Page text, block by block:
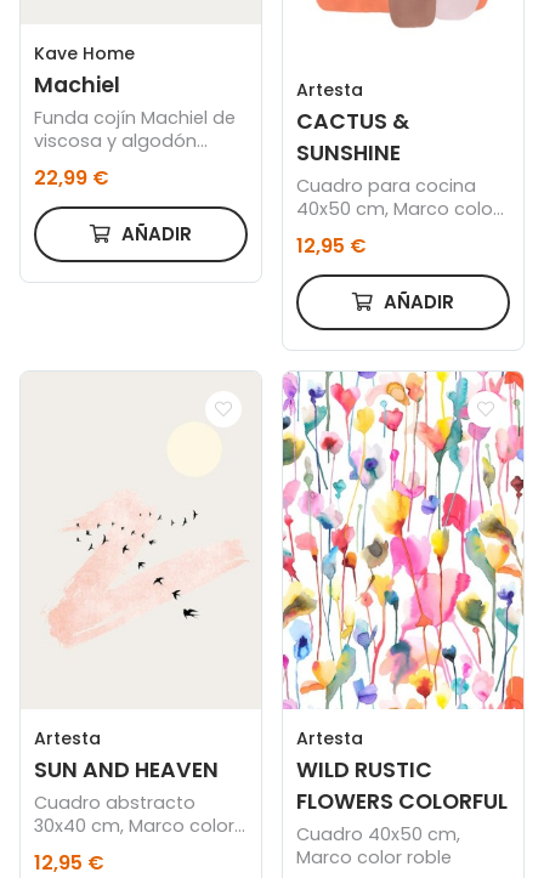
Kave Home
Machiel
Funda cojín Machiel de
viscosa y algodón
natural y blanco 50 x
50 cm
22,99 €
AÑADIR
Artesta
CACTUS &
SUNSHINE
Cuadro para cocina
40x50 cm, Marco color
roble
12,95 €
AÑADIR
Artesta
SUN AND HEAVEN
Cuadro abstracto
30x40 cm, Marco color
12,95 €
Artesta
WILD RUSTIC
FLOWERS COLORFUL
Cuadro 40x50 cm,
Marco color roble